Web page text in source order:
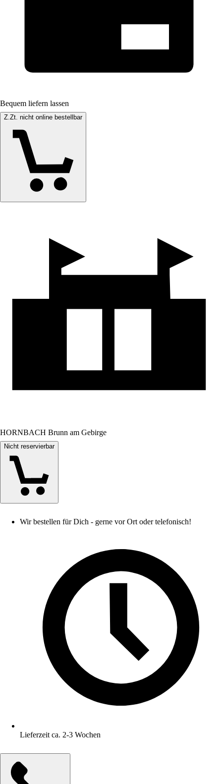
Bequem liefern lassen
Z.Zt. nicht online bestellbar
HORNBACH Brunn am Gebirge
Nicht reservierbar
Wir bestellen für Dich - gerne vor Ort oder telefonisch!
Lieferzeit ca. 2-3 Wochen